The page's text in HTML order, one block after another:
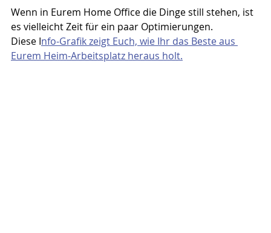
Wenn in Eurem Home Office die Dinge still stehen, ist
es vielleicht Zeit für ein paar Optimierungen.
Diese Info-Grafik zeigt Euch, wie Ihr das Beste aus
Eurem Heim-Arbeitsplatz heraus holt.